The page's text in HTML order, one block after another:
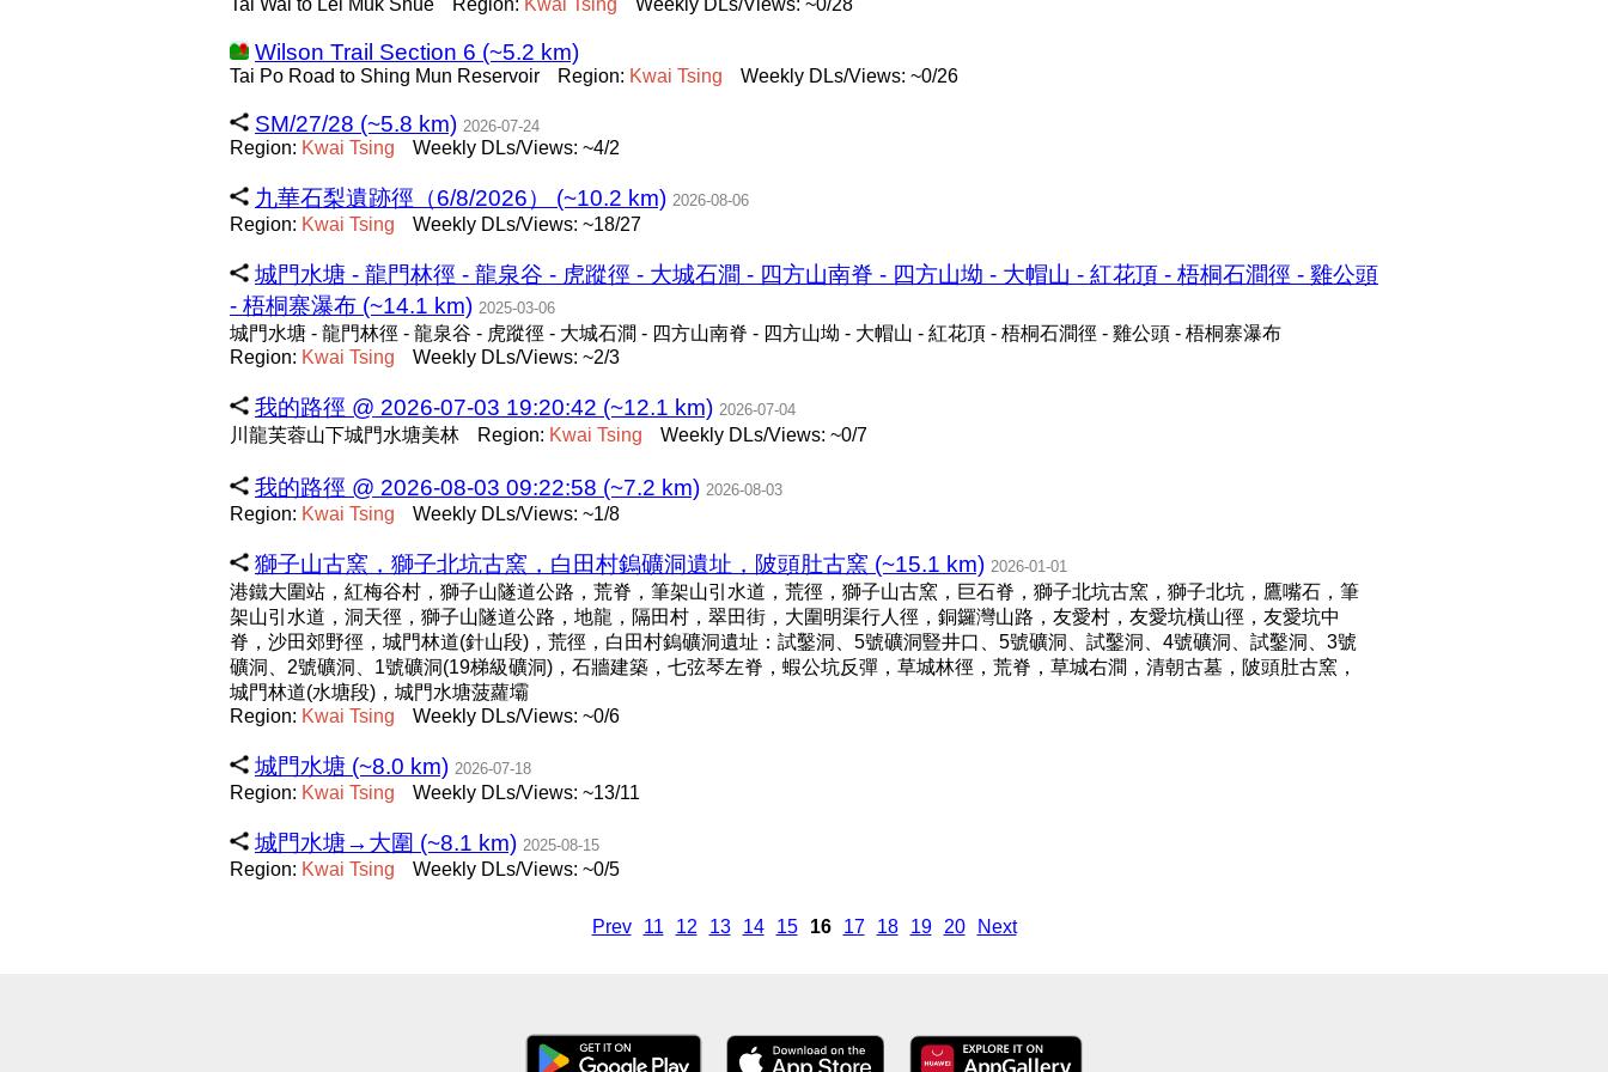
Tai Wai to Lei Muk Shue Region: Kwai Tsing Weekly DLs/Views: ~0/28
Wilson Trail Section 6 (~5.2 km)
Tai Po Road to Shing Mun Reservoir Region: Kwai Tsing Weekly DLs/Views: ~0/26
SM/27/28 (~5.8 km) 2026-07-24
Region: Kwai Tsing Weekly DLs/Views: ~4/2
九華石梨遺跡徑（6/8/2026） (~10.2 km) 2026-08-06
Region: Kwai Tsing Weekly DLs/Views: ~18/27
城門水塘 - 龍門林徑 - 龍泉谷 - 虎蹤徑 - 大城石澗 - 四方山南脊 - 四方山坳 - 大帽山 - 紅花頂 - 梧桐石澗徑 - 雞公頭
- 梧桐寨瀑布 (~14.1 km) 2025-03-06
城門水塘 - 龍門林徑 - 龍泉谷 - 虎蹤徑 - 大城石澗 - 四方山南脊 - 四方山坳 - 大帽山 - 紅花頂 - 梧桐石澗徑 - 雞公頭 - 梧桐寨瀑布
Region: Kwai Tsing Weekly DLs/Views: ~2/3
我的路徑 @ 2026-07-03 19:20:42 (~12.1 km) 2026-07-04
川龍芙蓉山下城門水塘美林 Region: Kwai Tsing Weekly DLs/Views: ~0/7
我的路徑 @ 2026-08-03 09:22:58 (~7.2 km) 2026-08-03
Region: Kwai Tsing Weekly DLs/Views: ~1/8
獅子山古窯，獅子北坑古窯，白田村鎢礦洞遺址，陂頭肚古窯 (~15.1 km) 2026-01-01
港鐵大圍站，紅梅谷村，獅子山隧道公路，荒脊，筆架山引水道，荒徑，獅子山古窯，巨石脊，獅子北坑古窯，獅子北坑，鷹嘴石，筆
架山引水道，洞天徑，獅子山隧道公路，地龍，隔田村，翠田街，大圍明渠行人徑，銅鑼灣山路，友愛村，友愛坑橫山徑，友愛坑中
脊，沙田郊野徑，城門林道(針山段)，荒徑，白田村鎢礦洞遺址：試鑿洞、5號礦洞豎井口、5號礦洞、試鑿洞、4號礦洞、試鑿洞、3號
礦洞、2號礦洞、1號礦洞(19梯級礦洞)，石牆建築，七弦琴左脊，蝦公坑反彈，草城林徑，荒脊，草城右澗，清朝古墓，陂頭肚古窯，
城門林道(水塘段)，城門水塘菠蘿壩
Region: Kwai Tsing Weekly DLs/Views: ~0/6
城門水塘 (~8.0 km) 2026-07-18
Region: Kwai Tsing Weekly DLs/Views: ~13/11
城門水塘→大圍 (~8.1 km) 2025-08-15
Region: Kwai Tsing Weekly DLs/Views: ~0/5
Prev 11 12 13 14 15 16 17 18 19 20 Next